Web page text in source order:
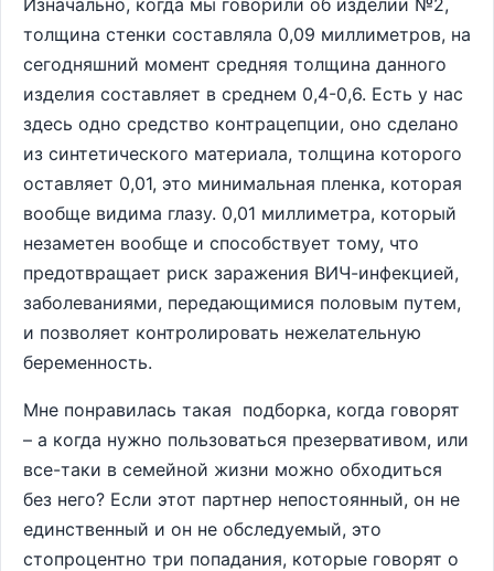
Изначально, когда мы говорили об изделии №2,
толщина стенки составляла 0,09 миллиметров, на
сегодняшний момент средняя толщина данного
изделия составляет в среднем 0,4-0,6. Есть у нас
здесь одно средство контрацепции, оно сделано
из синтетического материала, толщина которого
оставляет 0,01, это минимальная пленка, которая
вообще видима глазу. 0,01 миллиметра, который
незаметен вообще и способствует тому, что
предотвращает риск заражения ВИЧ-инфекцией,
заболеваниями, передающимися половым путем,
и позволяет контролировать нежелательную
беременность.
Мне понравилась такая подборка, когда говорят
– а когда нужно пользоваться презервативом, или
все-таки в семейной жизни можно обходиться
без него? Если этот партнер непостоянный, он не
единственный и он не обследуемый, это
стопроцентно три попадания, которые говорят о